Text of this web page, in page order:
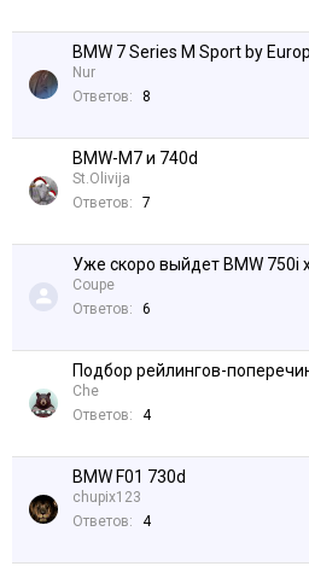
BMW 7 Series M Sport by
Nur
Ответов:
8
BMW-M7 и 740d
St.Olivija
Ответов:
7
Уже скоро выйдет BMW 750i
Coupe
Ответов:
6
Подбор рейлингов-
Che
Ответов:
4
BMW F01 730d
chupix123
Ответов:
4